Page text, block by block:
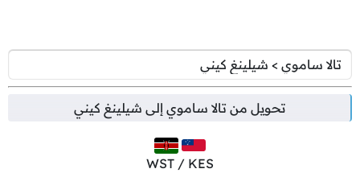
تحويل من تالا ساموي إلى شيلينغ كيني
WST / KES